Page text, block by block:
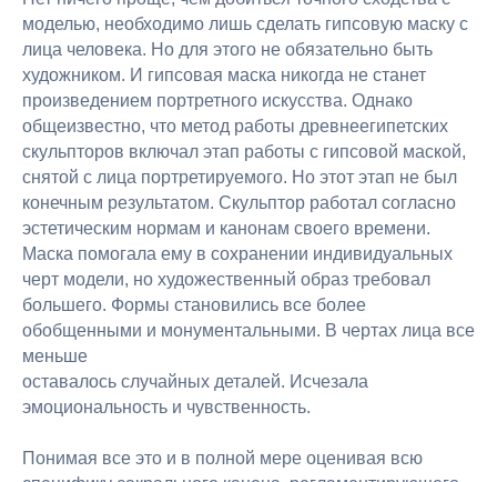
моделью, необходимо лишь сделать гипсовую маску с
лица человека. Но для этого не обязательно быть
художником. И гипсовая маска никогда не станет
произведением портретного искусства. Однако
общеизвестно, что метод работы древнеегипетских
скульпторов включал этап работы с гипсовой маской,
снятой с лица портретируемого. Но этот этап не был
конечным результатом. Скульптор работал согласно
эстетическим нормам и канонам своего времени.
Маска помогала ему в сохранении индивидуальных
черт модели, но художественный образ требовал
большего. Формы становились все более
обобщенными и монументальными. В чертах лица все
меньше
оставалось случайных деталей. Исчезала
эмоциональность и чувственность.
Понимая все это и в полной мере оценивая всю